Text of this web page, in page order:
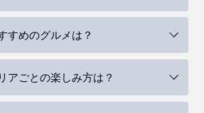
すめのグルメは？
アごとの楽しみ方は？